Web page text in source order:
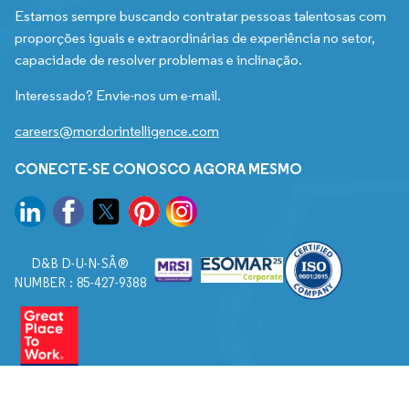
Estamos sempre buscando contratar pessoas talentosas com
proporções iguais e extraordinárias de experiência no setor,
capacidade de resolver problemas e inclinação.
Interessado? Envie-nos um e-mail.
careers@mordorintelligence.com
CONECTE-SE CONOSCO AGORA MESMO
D&B D-U-N-SÂ®
NUMBER : 85-427-9388